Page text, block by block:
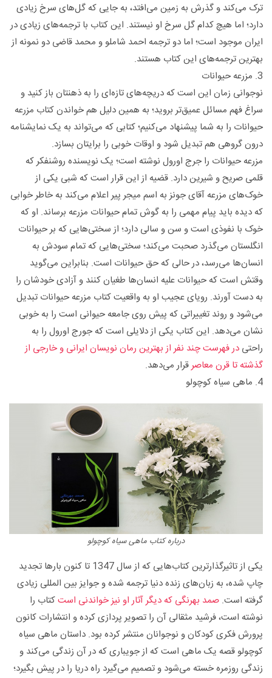
ترک می‌کند و گذرش به زمین می‌افتد، به جایی که گل‌های سرخ زیادی
دارد؛ اما هیچ کدام گل سرخ او نیستند. این کتاب با ترجمه‌های زیادی در
ایران موجود است؛ اما دو ترجمه احمد شاملو و محمد قاضی دو نمونه از
بهترین ترجمه‌های این کتاب هستند.
3. مزرعه حیوانات
نوجوانی زمان این است که دریچه‌های تازه‌ای را به ذهنتان باز کنید و
سراغ فهم مسائل عمیق‌تر بروید؛ به همین دلیل هم خواندن کتاب مزرعه
حیوانات را به شما پیشنهاد می‌کنیم؛ کتابی که می‌تواند به یک نمایشنامه
درون گروهی هم تبدیل شود و اوقات خوبی را برایتان بسازد.
مزرعه حیوانات را جرج اورول نوشته است؛ یک نویسنده روشنفکر که
قلمی صریح و شیرین دارد. قضیه از این قرار است که شبی یکی از
خوک‌های مزرعه آقای جونز به اسم میجر پیر اعلام می‌کند به خاطر خوابی
که دیده باید پیام مهمی را به گوش تمام حیوانات مزرعه برساند. او که
خوک با نفوذی است و سن و سالی دارد؛ از سختی‌هایی که بر حیوانات
انگلستان می‌گذرد صحبت می‌کند؛ سختی‌هایی که تمام سودش به
انسان‌ها می‌رسد، در حالی که حق حیوانات است. بنابراین می‌گوید
وقتش است که حیوانات علیه انسان‌ها طغیان کنند و آزادی خودشان را
به دست آورند. رویای عجیب او به واقعیت کتاب مزرعه حیوانات تبدیل
می‌شود و روند تغییراتی که پیش روی جامعه حیوانی است را به خوبی
نشان می‌دهد. این کتاب یکی از دلایلی است که جورج اورول را به
راحتی در فهرست چند نفر از بهترین رمان نویسان ایرانی و خارجی از
گذشته تا قرن معاصرقرار می‌دهد.
4. ماهی سیاه کوچولو
درباره کتاب ماهی سیاه کوچولو
یکی از تاثیرگذارترین کتاب‌هایی که از سال 1347 تا کنون بارها تجدید
چاپ شده، به زبان‌های زنده دنیا ترجمه شده و جوایز بین المللی زیادی
گرفته است. صمد بهرنگی که دیگر آثار او نیز خواندنی استکتاب را
نوشته است، فرشید مثقالی آن را تصویر پردازی کرده و انتشارات کانون
پرورش فکری کودکان و نوجوانان منتشر کرده بود. داستان ماهی سیاه
کوچولو قصه یک ماهی است که از جویباری که در آن زندگی می‌کند و
زندگی روزمره خسته می‌شود و تصمیم می‌گیرد راه دریا را در پیش بگیرد؛